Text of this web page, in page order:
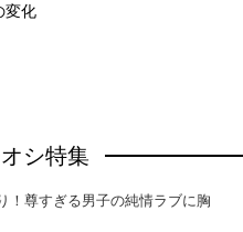
変化
シ特集
！尊すぎる男子の純情ラブに胸